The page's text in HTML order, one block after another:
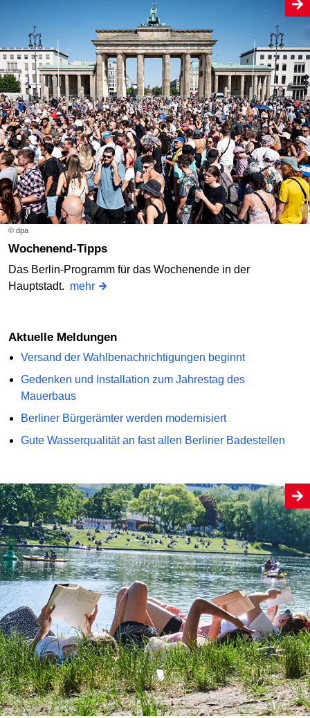
© dpa
Wochenend-Tipps
Das Berlin-Programm für das Wochenende in der
Hauptstadt. mehr
Aktuelle Meldungen
Versand der Wahlbenachrichtigungen beginnt
Gedenken und Installation zum Jahrestag des
Mauerbaus
Berliner Bürgerämter werden modernisiert
Gute Wasserqualität an fast allen Berliner Badestellen